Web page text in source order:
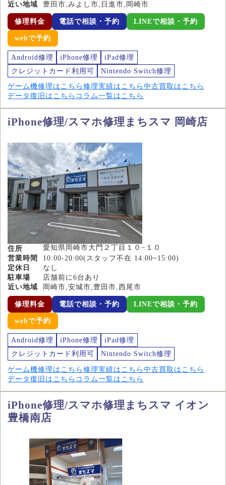
近い地域
豊田市,みよし市,日進市,岡崎市
修理料金 電話で相談・予約 LINEで相談・予約
webで予約
Android修理 iPhone修理
iPad修理
クレジットカード利用可
Nintendo Switch修理
ゲーム機修理はこちら 修理実績はこちら 中古買取はこちら
データ復旧はこちら コラム一覧はこちら
iPhone修理/スマホ修理まちスマ 岡崎店
住所
愛知県岡崎市大門２丁目１０−１０
営業時間
10:00-20:00(スタッフ不在 14:00~15:00)
定休日
なし
駐車場
店舗前に6台あり
近い地域
岡崎市,安城市,豊田市,西尾市
修理料金 電話で相談・予約 LINEで相談・予約
webで予約
Android修理 iPhone修理
iPad修理
クレジットカード利用可
Nintendo Switch修理
ゲーム機修理はこちら 修理実績はこちら 中古買取はこちら
データ復旧はこちら コラム一覧はこちら
iPhone修理/スマホ修理まちスマ イオン
豊橋南店